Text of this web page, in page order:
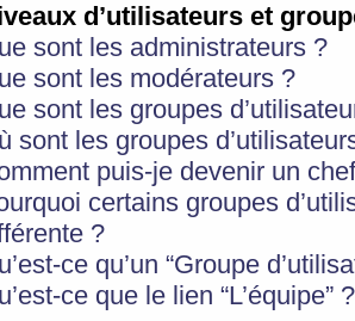
d’utilisateurs et
sont les administrateurs ?
sont les modérateurs ?
sont les groupes
sont les groupes
puis-je devenir un
certains groupes
?
ce qu’un “Groupe
ce que le lien “L’équipe” ?